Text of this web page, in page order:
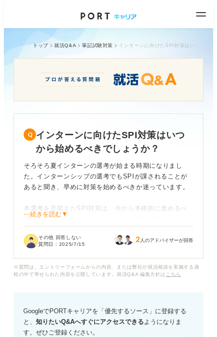
トップ 就活Q&A 筆記試験対策
インターンに向けたSPI対策はいつ
から始めるべきでしょうか？
そろそろ夏インターンの選考が始まる時期になりまし
た。インターンシップの選考でもSPIが課されることが
あると聞き、早めに対策を始めるべきか迷っています。
本選考を見据えたSPI対策は、今から本格的に進めるべ
きでしょうか？ それとも、インターン選考用に絞った効
ュールも考慮しながら、いつからどのように対策を進め
⋯続きを読む▼
その他 回答しない
質問日： 2025/7/15 2 人のアドバイザーが回答
※質問は、エントリーフォームからの内容、または弊社が就活相談を実施する過
程の中で寄せられた内容を公開しています。就活Q&A 編集方針は こちら
GoogleでPORTキャリアを「優先するソース」に登録する
と、 知りたいQ&Aへすぐにアクセスできるようになりま
す。ぜひご登録ください。